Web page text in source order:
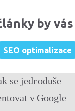
by
SEO optimalizace